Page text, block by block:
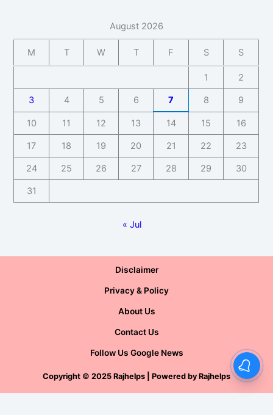
August 2026
M T W T F S S
1 2
3 4 5 6 7 8 9
10 11 12 13 14 15 16
17 18 19 20 21 22 23
24 25 26 27 28 29 30
31
« Jul
Disclaimer
Privacy & Policy
About Us
Contact Us
Follow Us Google News
Copyright © 2025 Rajhelps | Powered by Rajhelps